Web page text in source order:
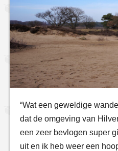
“Wat een geweldige
dat de omgeving van
een zeer bevlogen super
uit en ik heb weer een